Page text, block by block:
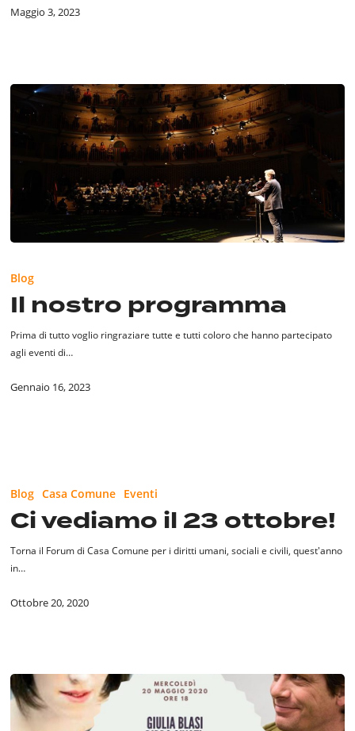
Maggio 3, 2023
programma
Blog
Il nostro programma
Prima di tutto voglio ringraziare tutte e tutti coloro che hanno partecipato
agli eventi di…
Gennaio 16, 2023
il
23
Blog Casa Comune Eventi
Ci vediamo il 23 ottobre!
Torna il Forum di Casa Comune per i diritti umani, sociali e civili, quest'anno
in…
Ottobre 20, 2020